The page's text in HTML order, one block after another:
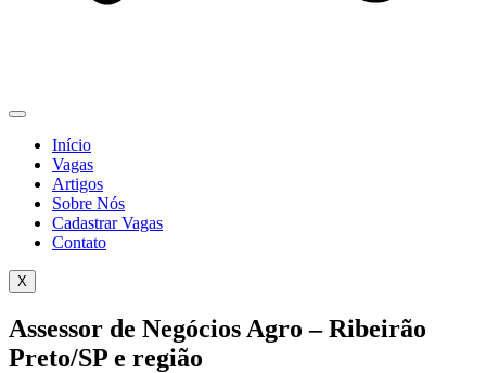
Início
Vagas
Artigos
Sobre Nós
Cadastrar Vagas
Contato
X
Assessor de Negócios Agro – Ribeirão
Preto/SP e região